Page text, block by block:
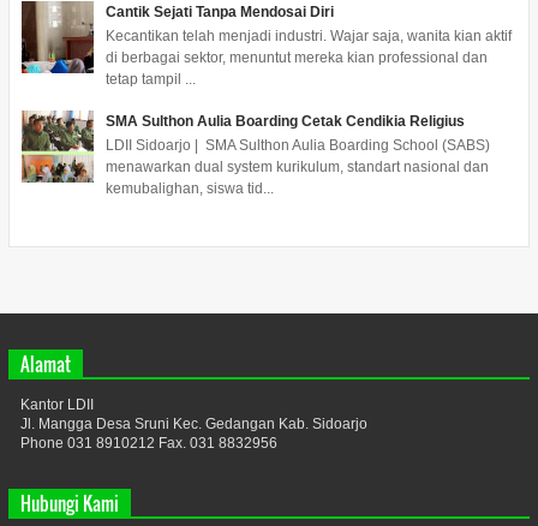
Cantik Sejati Tanpa Mendosai Diri
Kecantikan telah menjadi industri. Wajar saja, wanita kian aktif
di berbagai sektor, menuntut mereka kian professional dan
tetap tampil ...
SMA Sulthon Aulia Boarding Cetak Cendikia Religius
LDII Sidoarjo | SMA Sulthon Aulia Boarding School (SABS)
menawarkan dual system kurikulum, standart nasional dan
kemubalighan, siswa tid...
Alamat
Kantor LDII
Jl. Mangga Desa Sruni Kec. Gedangan Kab. Sidoarjo
Phone 031 8910212 Fax. 031 8832956
Hubungi Kami